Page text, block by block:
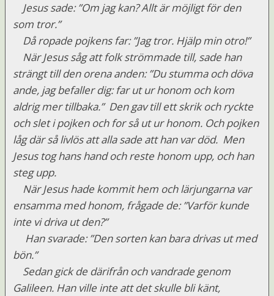
Jesus sade: ”Om jag kan? Allt är möjligt för den
som tror.”
Då ropade pojkens far: ”Jag tror. Hjälp min otro!”
När Jesus såg att folk strömmade till, sade han
strängt till den orena anden: ”Du stumma och döva
ande, jag befaller dig: far ut ur honom och kom
aldrig mer tillbaka.” Den gav till ett skrik och ryckte
och slet i pojken och for så ut ur honom. Och pojken
låg där så livlös att alla sade att han var död. Men
Jesus tog hans hand och reste honom upp, och han
steg upp.
När Jesus hade kommit hem och lärjungarna var
ensamma med honom, frågade de: ”Varför kunde
inte vi driva ut den?”
Han svarade: ”Den sorten kan bara drivas ut med
bön.”
Sedan gick de därifrån och vandrade genom
Galileen. Han ville inte att det skulle bli känt,